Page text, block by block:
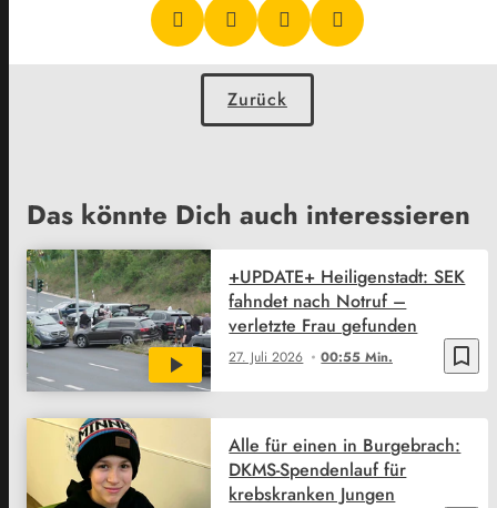
Zurück
Das könnte Dich auch interessieren
bookmark_border
27. Juli 2026 00:55 Min.
+UPDATE+ Heiligenstadt: SEK
fahndet nach Notruf –
verletzte Frau gefunden
Alle für einen in Burgebrach:
DKMS-Spendenlauf für
krebskranken Jungen